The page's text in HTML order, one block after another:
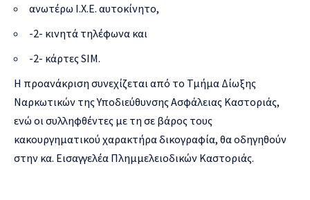
ανωτέρω Ι.Χ.Ε. αυτοκίνητο,
-2- κινητά τηλέφωνα και
-2- κάρτες SIM.
Η προανάκριση συνεχίζεται από το Τμήμα Δίωξης
Ναρκωτικών της Υποδιεύθυνσης Ασφάλειας Καστοριάς,
ενώ οι συλληφθέντες με τη σε βάρος τους
κακουργηματικού χαρακτήρα δικογραφία, θα οδηγηθούν
στην κα. Εισαγγελέα Πλημμελειοδικών Καστοριάς.